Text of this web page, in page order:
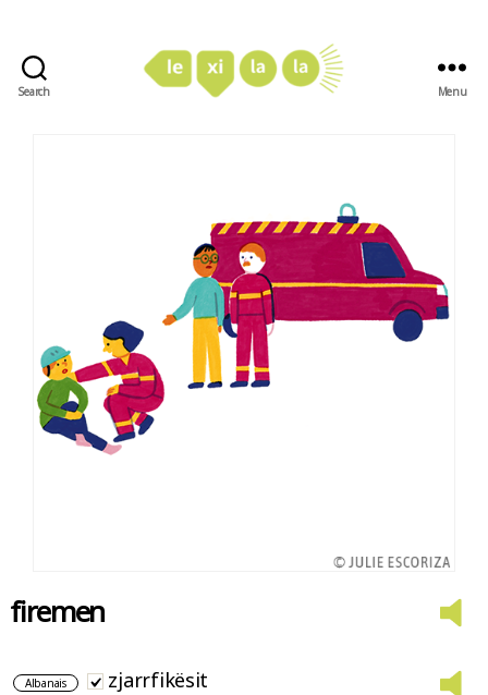
Search Menu
firemen
Albanais zjarrfikësit